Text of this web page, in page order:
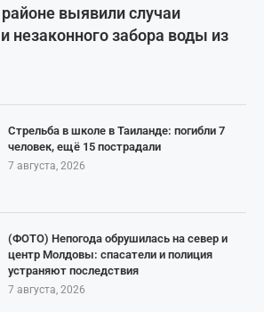
выявили случаи
незаконного забора воды из
Стрельба в школе в Таиланде: погибли 7
человек, ещё 15 пострадали
7 августа, 2026
(ФОТО) Непогода обрушилась на север и
центр Молдовы: спасатели и полиция
устраняют последствия
7 августа, 2026